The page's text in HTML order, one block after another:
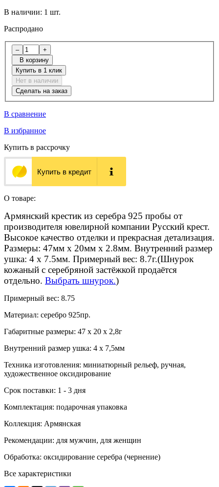
В наличии: 1 шт.
Распродано
–
+
В корзину
Купить в 1 клик
Нет в наличии
Сделать на заказ
В сравнение
В избранное
Купить в рассрочку
Купить в кредит
О товаре:
Армянский крестик из серебра 925 пробы от
производителя ювелирной компании Русский крест.
Высокое качество отделки и прекрасная детализация.
Размеры: 47мм х 20мм х 2.8мм. Внутренний размер
ушка: 4 х 7.5мм. Примерный вес: 8.7г.(Шнурок
кожаный с серебряной застёжкой продаётся
отдельно. Выбрать шнурок.)
Примерный вес: 8.75
Материал: серебро 925пр.
Габаритные размеры: 47 х 20 х 2,8г
Внутренний размер ушка: 4 х 7,5мм
Техника изготовления: миниатюрный рельеф, ручная,
художественное оксидирование
Срок поставки: 1 - 3 дня
Комплектация: подарочная упаковка
Коллекция: Армянская
Рекомендации: для мужчин, для женщин
Обработка: оксидирование серебра (чернение)
Все характеристики